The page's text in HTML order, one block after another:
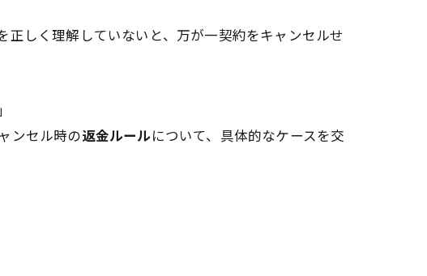
しく理解していないと、万が一契約をキャンセルせ
ンセル時の返金ルールについて、具体的なケースを交